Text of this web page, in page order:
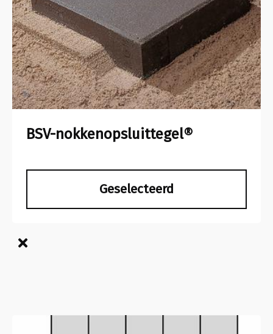
Geselecteerd
BSV-nokkenopsluittegel®